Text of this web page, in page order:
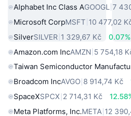
Alphabet Inc Class AGOOGL 7
Microsoft CorpMSFT 10 477,02
SilverSILVER 1 329,67 Kč
0.07%
Amazon.com IncAMZN 5 754,18
Taiwan Semiconductor
Broadcom IncAVGO 8 914,74 Kč
SpaceXSPCX 2 714,31 Kč
Meta Platforms, Inc.META 12